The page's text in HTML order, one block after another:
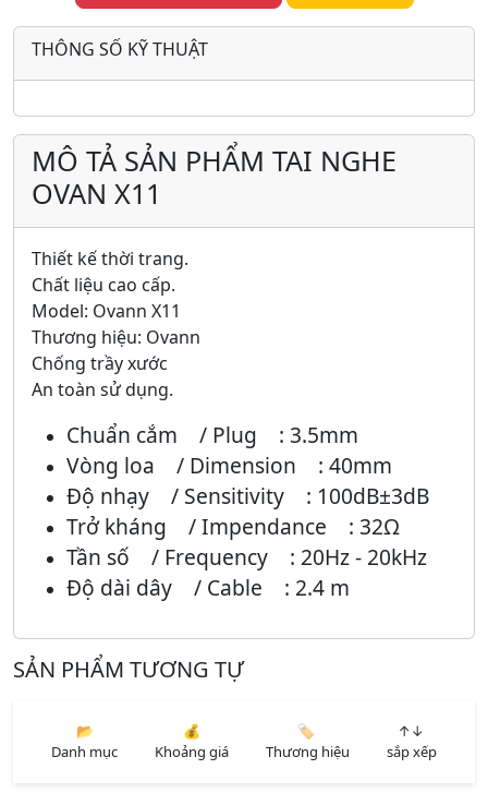
THÔNG SỐ KỸ THUẬT
MÔ TẢ SẢN PHẨM TAI NGHE
OVAN X11
Thiết kế thời trang.
Chất liệu cao cấp.
Model: Ovann X11
Thương hiệu: Ovann
Chống trầy xước
An toàn sử dụng.
Chuẩn cắm / Plug : 3.5mm
Vòng loa / Dimension : 40mm
Độ nhạy / Sensitivity : 100dB±3dB
Trở kháng / Impendance : 32Ω
Tần số / Frequency : 20Hz - 20kHz
Độ dài dây / Cable : 2.4 m
SẢN PHẨM TƯƠNG TỰ
📂
Danh mục
💰
Khoảng giá
🏷️
Thương hiệu
↑↓
sắp xếp